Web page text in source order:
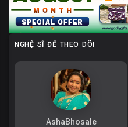
NGHỆ SĨ ĐỂ THEO DÕI
AshaBhosale